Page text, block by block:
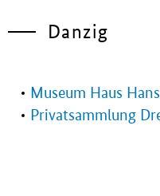
Danzig
Museum Haus
Privatsammlung